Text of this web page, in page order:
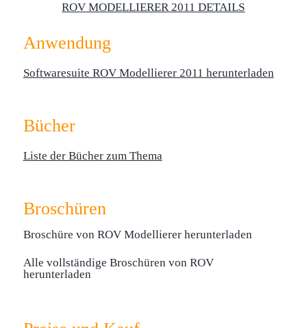
ROV MODELLIERER 2011 DETAILS
Anwendung
Softwaresuite ROV Modellierer 2011 herunterladen
Bücher
Liste der Bücher zum Thema
Broschüren
Broschüre von ROV Modellierer herunterladen
Alle vollständige Broschüren von ROV
herunterladen